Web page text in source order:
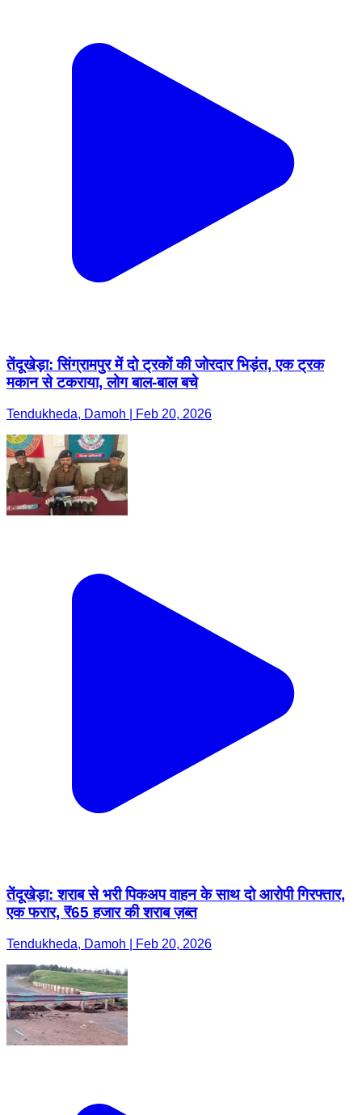
तेंदूखेड़ा: सिंग्रामपुर में दो ट्रकों की जोरदार भिड़ंत, एक ट्रक
मकान से टकराया, लोग बाल-बाल बचे
Tendukheda, Damoh | Feb 20, 2026
तेंदूखेड़ा: शराब से भरी पिकअप वाहन के साथ दो आरोपी गिरफ्तार,
एक फरार, ₹65 हजार की शराब ज़ब्त
Tendukheda, Damoh | Feb 20, 2026